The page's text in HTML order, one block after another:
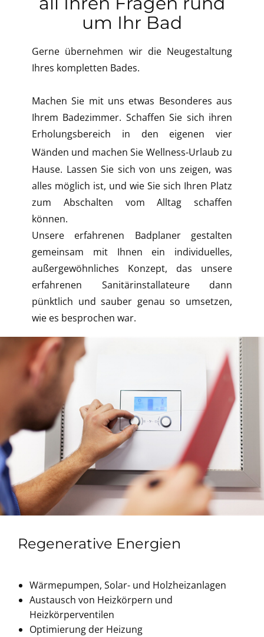
um Ihr Bad
Gerne übernehmen wir die Neugestaltung
Ihres kompletten Bades.
Machen Sie mit uns etwas Besonderes aus
Ihrem Badezimmer. Schaffen Sie sich ihren
Erholungsbereich in den eigenen vier
Wänden und machen Sie Wellness-Urlaub zu
Hause. Lassen Sie sich von uns zeigen, was
alles möglich ist, und wie Sie sich Ihren Platz
zum Abschalten vom Alltag schaffen
können.
Unsere erfahrenen Badplaner gestalten
gemeinsam mit Ihnen ein individuelles,
außergewöhnliches Konzept, das unsere
erfahrenen Sanitärinstallateure dann
pünktlich und sauber genau so umsetzen,
wie es besprochen war.
Regenerative Energien
Wärmepumpen, Solar- und Holzheizanlagen
Austausch von Heizkörpern und
Heizkörperventilen
Optimierung der Heizung